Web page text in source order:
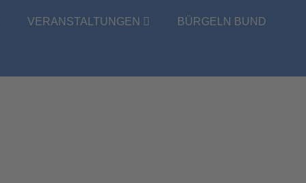
VERANSTALTUNGEN BÜRGELN BUND